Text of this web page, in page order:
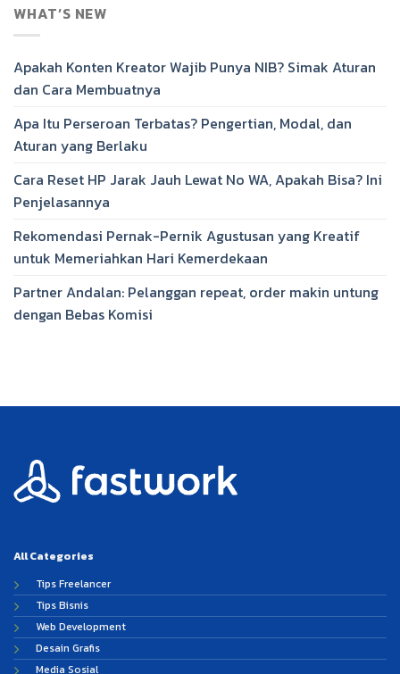
WHAT’S NEW
Apakah Konten Kreator Wajib Punya NIB? Simak Aturan
dan Cara Membuatnya
Apa Itu Perseroan Terbatas? Pengertian, Modal, dan
Aturan yang Berlaku
Cara Reset HP Jarak Jauh Lewat No WA, Apakah Bisa? Ini
Penjelasannya
Rekomendasi Pernak-Pernik Agustusan yang Kreatif
untuk Memeriahkan Hari Kemerdekaan
Partner Andalan: Pelanggan repeat, order makin untung
dengan Bebas Komisi
All Categories
Tips Freelancer
Tips Bisnis
Web Development
Desain Grafis
Media Sosial